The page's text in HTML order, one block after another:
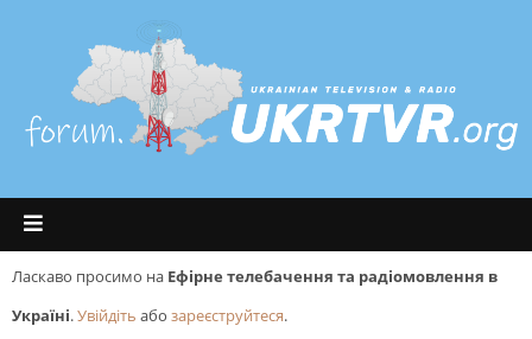
Ласкаво просимо на Ефірне телебачення та радіомовлення в
Україні.Увійдіть або зареєструйтеся.